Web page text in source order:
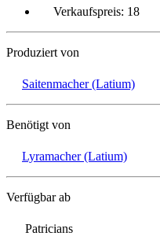
Verkaufspreis: 18
Produziert von
Saitenmacher (Latium)
Benötigt von
Lyramacher (Latium)
Verfügbar ab
Patricians